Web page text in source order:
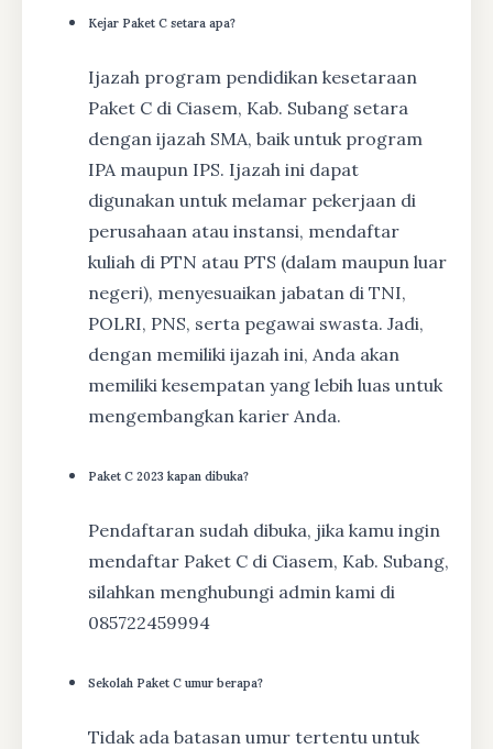
Kejar Paket C setara apa?
Ijazah program pendidikan kesetaraan
Paket C di Ciasem, Kab. Subang setara
dengan ijazah SMA, baik untuk program
IPA maupun IPS. Ijazah ini dapat
digunakan untuk melamar pekerjaan di
perusahaan atau instansi, mendaftar
kuliah di PTN atau PTS (dalam maupun luar
negeri), menyesuaikan jabatan di TNI,
POLRI, PNS, serta pegawai swasta. Jadi,
dengan memiliki ijazah ini, Anda akan
memiliki kesempatan yang lebih luas untuk
mengembangkan karier Anda.
Paket C 2023 kapan dibuka?
Pendaftaran sudah dibuka, jika kamu ingin
mendaftar Paket C di Ciasem, Kab. Subang,
silahkan menghubungi admin kami di
085722459994
Sekolah Paket C umur berapa?
Tidak ada batasan umur tertentu untuk